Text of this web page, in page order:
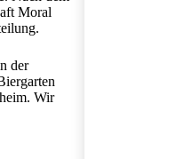
Moral
der
Wir